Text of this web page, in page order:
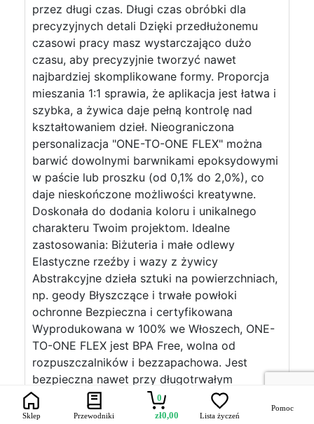
przez długi czas. Długi czas obróbki dla
precyzyjnych detali Dzięki przedłużonemu
czasowi pracy masz wystarczająco dużo
czasu, aby precyzyjnie tworzyć nawet
najbardziej skomplikowane formy. Proporcja
mieszania 1:1 sprawia, że aplikacja jest łatwa i
szybka, a żywica daje pełną kontrolę nad
kształtowaniem dzieł. Nieograniczona
personalizacja "ONE-TO-ONE FLEX" można
barwić dowolnymi barwnikami epoksydowymi
w paście lub proszku (od 0,1% do 2,0%), co
daje nieskończone możliwości kreatywne.
Doskonała do dodania koloru i unikalnego
charakteru Twoim projektom. Idealne
zastosowania: Biżuteria i małe odlewy
Elastyczne rzeźby i wazy z żywicy
Abstrakcyjne dzieła sztuki na powierzchniach,
np. geody Błyszczące i trwałe powłoki
ochronne Bezpieczna i certyfikowana
Wyprodukowana w 100% we Włoszech, ONE-
TO-ONE FLEX jest BPA Free, wolna od
rozpuszczalników i bezzapachowa. Jest
bezpieczna nawet przy długotrwałym
kontakcie ze skórą i posiada certyfikat
nietoksyczności, zapewniając pełne
Sklep Przewodniki
0
zł0,00 Lista życzeń
Pomoc